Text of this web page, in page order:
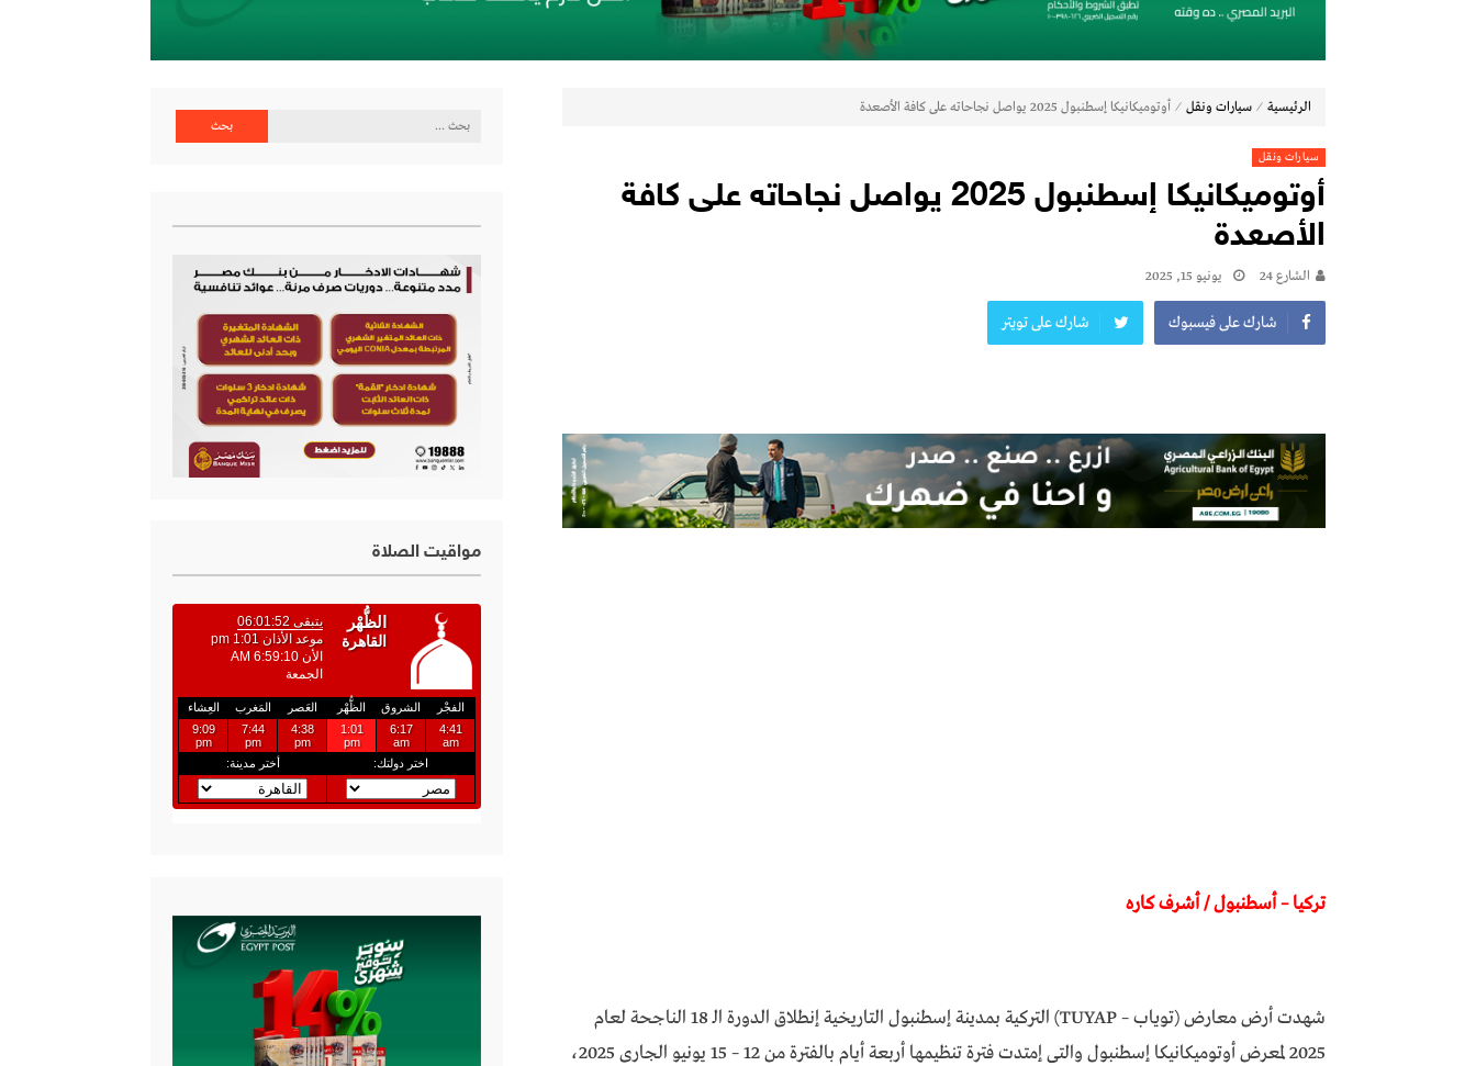
مجموعة عز العرب السويدي للاستثمارات توقّع شراكة استراتيجية مع أومودا وجايكو باستثمار 5 مليار جنيه لدعم قطاع السيارات في مصر
أكبر بطارية في تاريخ سلسلة vivo Y تشعل المنافسة في مصر مع إطلاق vivo Y500، المزود ببطارية BlueVolt رائدة بسعة 8100 مللي أمبير
الرئيسية ⁄ سيارات ونقل ⁄ أوتوميكانيكا إسطنبول 2025 يواصل نجاحاته على كافة الأصعدة
سيارات ونقل
أوتوميكانيكا إسطنبول 2025 يواصل نجاحاته على كافة
الأصعدة
الشارع 24 يونيو 15, 2025
شارك على فيسبوك شارك على تويتر
تركيا – أسطنبول / أشــرف كــاره
شهدت أرض معارض (توياب – TUYAP) التركية بمدينة إسطنبول التاريخية إنطلاق الدورة الـ 18 الناجحة لعام
2025 لمعرض أوتوميكانيكا إسطنبول والتى إمتدت فترة تنظيمها أربعة أيام بالفترة من 12 – 15 يونيو الجارى 2025،
البحث
مواقيت الصلاة